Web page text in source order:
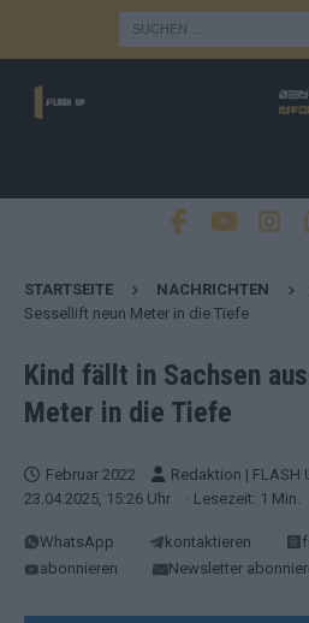
STARTSEITE NACHRICHTEN
Sessellift neun Meter in die Tiefe
Kind fällt in Sachsen
Meter in die Tiefe
Februar 2022 Redaktion | FLASH
23.04.2025, 15:26 Uhr
· Lesezeit: 1 Min.
WhatsApp kontaktieren
abonnieren
Newsletter